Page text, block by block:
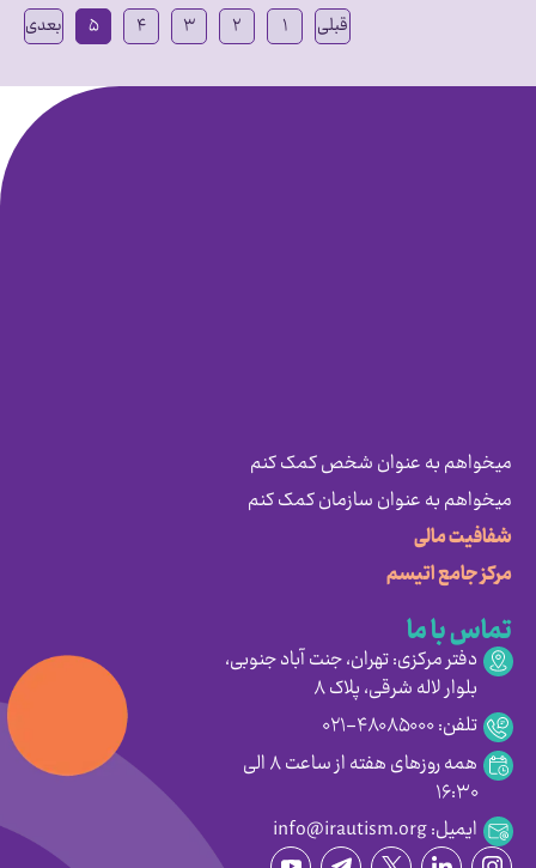
قبلی ۱ ۲ ۳ ۴ ۵ بعدی
میخواهم به عنوان شخص کمک کنم
میخواهم به عنوان سازمان کمک کنم
شفافیت مالی
مرکز جامع اتیسم
تماس با ما
دفتر مرکزی: تهران، جنت آباد جنوبی،
بلوار لاله شرقی، پلاک ۸
تلفن: ۴۸۰۸۵۰۰۰-۰۲۱
همه روزهای هفته از ساعت ۸ الی
۱۶:۳۰
ایمیل: info@irautism.org